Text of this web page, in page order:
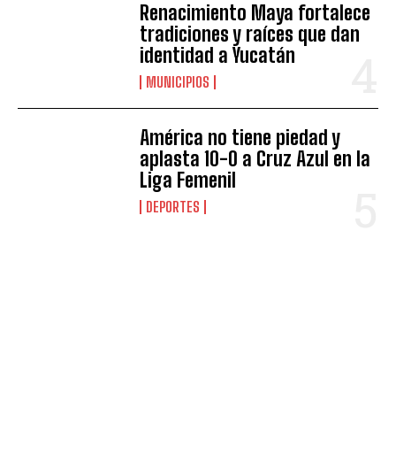
Renacimiento Maya fortalece
tradiciones y raíces que dan
identidad a Yucatán
MUNICIPIOS
América no tiene piedad y
aplasta 10-0 a Cruz Azul en la
Liga Femenil
DEPORTES